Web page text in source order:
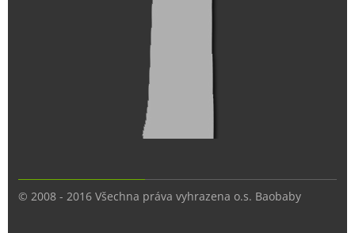
© 2008 - 2016 Všechna práva vyhrazena o.s. Baobaby